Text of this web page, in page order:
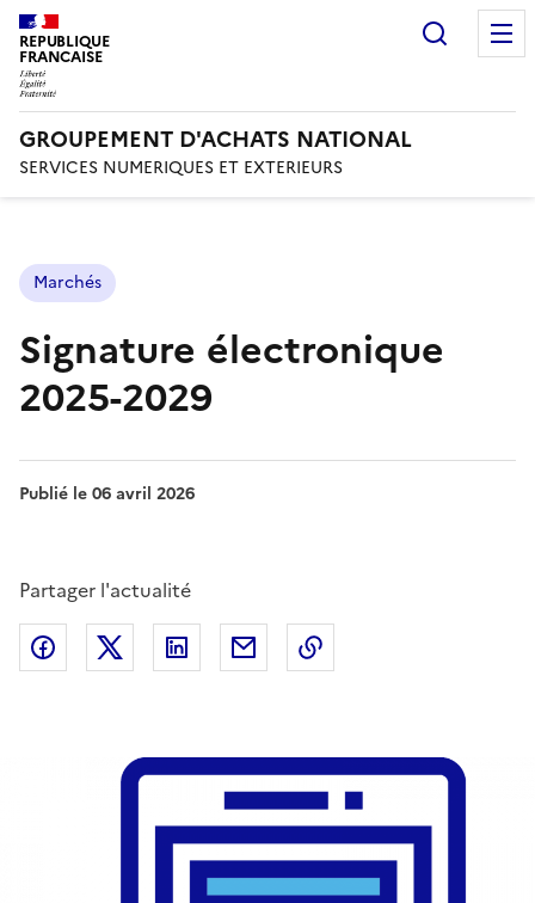
REPUBLIQUE
FRANCAISE
GROUPEMENT D'ACHATS NATIONAL
SERVICES NUMERIQUES ET EXTERIEURS
Marchés
Signature électronique
2025-2029
Publié le06 avril 2026
Partager l'actualité
Partager sur Facebook
Partager sur Twitter
Partager sur LinkedIn
Partager par email